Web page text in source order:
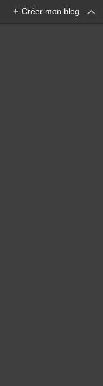
+ Créer mon blog